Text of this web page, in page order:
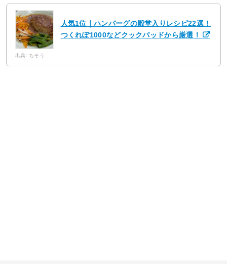
人気1位｜ハンバーグの殿堂入りレシピ22選！
つくれぽ1000などクックパッドから厳選！
出典: ちそう